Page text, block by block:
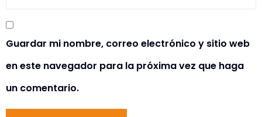
Guardar mi nombre, correo electrónico y sitio web
en este navegador para la próxima vez que haga
un comentario.